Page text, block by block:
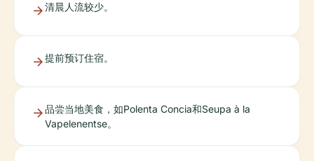
清晨人流较少。
提前预订住宿。
品尝当地美食，如Polenta Concia和Seupa à la
Vapelenentse。